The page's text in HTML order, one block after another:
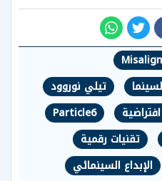
تيلي نوروود
Particle6
تقنيات رقمية
الإبداع السينمائي